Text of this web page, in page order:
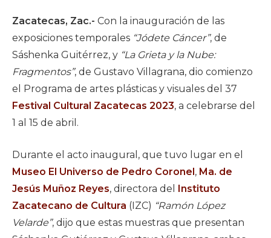
Zacatecas, Zac.- Con la inauguración de las
exposiciones temporales “Jódete Cáncer”, de
Sáshenka Guitérrez, y “La Grieta y la Nube:
Fragmentos”, de Gustavo Villagrana, dio comienzo
el Programa de artes plásticas y visuales del 37
Festival Cultural Zacatecas 2023, a celebrarse del
1 al 15 de abril.
Durante el acto inaugural, que tuvo lugar en el
Museo El Universo de Pedro Coronel, Ma. de
Jesús Muñoz Reyes, directora del Instituto
Zacatecano de Cultura (IZC) “Ramón López
Velarde”, dijo que estas muestras que presentan